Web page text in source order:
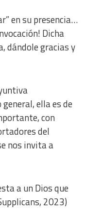
en su presencia…
Dicha
dándole gracias y
ella es de
con
del
nos invita a
a un Dios que
2023)